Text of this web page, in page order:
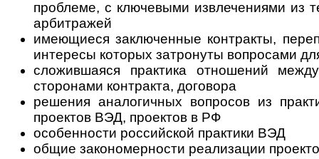
проблеме, с ключевыми извлечениями из
арбитражей
имеющиеся заключенные контракты,
интересы которых затронуты вопросами
сложившаяся практика отношений
сторонами контракта, договора
решения аналогичных вопросов из
проектов ВЭД, проектов в РФ
особенности российской практики ВЭД
общие закономерности реализации